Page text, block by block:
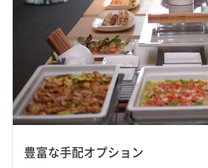
豊富な手配オプション